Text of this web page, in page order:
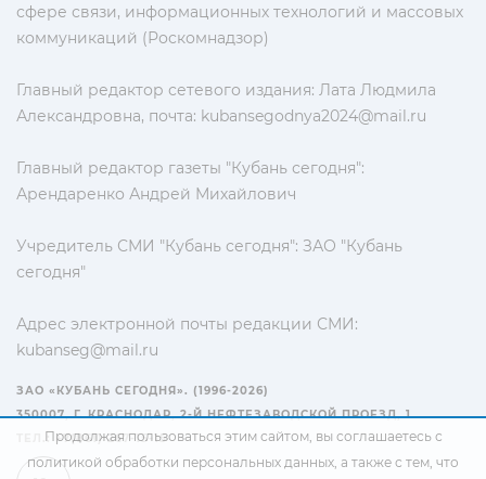
сфере связи, информационных технологий и массовых
коммуникаций (Роскомнадзор)
Главный редактор сетевого издания: Лата Людмила
Александровна, почта: kubansegodnya2024@mail.ru
Главный редактор газеты "Кубань сегодня":
Арендаренко Андрей Михайлович
Учредитель СМИ "Кубань сегодня": ЗАО "Кубань
сегодня"
Адрес электронной почты редакции СМИ:
kubanseg@mail.ru
ЗАО «КУБАНЬ СЕГОДНЯ». (1996-2026)
350007, Г. КРАСНОДАР, 2-Й НЕФТЕЗАВОДСКОЙ ПРОЕЗД, 1
ТЕЛ.: +7(861) 267-15-15
Продолжая пользоваться этим сайтом, вы соглашаетесь с
политикой обработки персональных данных, а также с тем, что